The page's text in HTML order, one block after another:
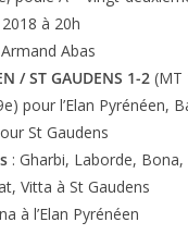
à 20h
Abas
/ ST GAUDENS 1-2(MT
pour l’Elan Pyrénéen,
St Gaudens
: Gharbi, Laborde, Bona,
Vitta à St Gaudens
à l’Elan Pyrénéen